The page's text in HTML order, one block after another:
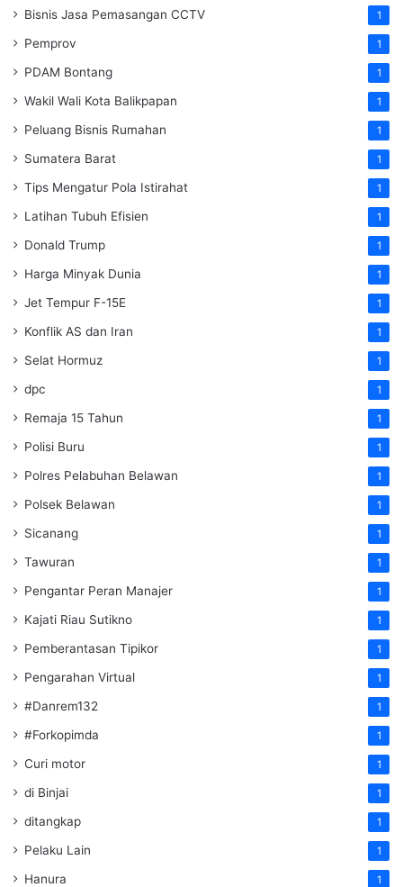
Bisnis Jasa Pemasangan CCTV 1
Pemprov 1
PDAM Bontang 1
Wakil Wali Kota Balikpapan 1
Peluang Bisnis Rumahan 1
Sumatera Barat 1
Tips Mengatur Pola Istirahat 1
Latihan Tubuh Efisien 1
Donald Trump 1
Harga Minyak Dunia 1
Jet Tempur F-15E 1
Konflik AS dan Iran 1
Selat Hormuz 1
dpc 1
Remaja 15 Tahun 1
Polisi Buru 1
Polres Pelabuhan Belawan 1
Polsek Belawan 1
Sicanang 1
Tawuran 1
Pengantar Peran Manajer 1
Kajati Riau Sutikno 1
Pemberantasan Tipikor 1
Pengarahan Virtual 1
#Danrem132 1
#Forkopimda 1
Curi motor 1
di Binjai 1
ditangkap 1
Pelaku Lain 1
Hanura 1